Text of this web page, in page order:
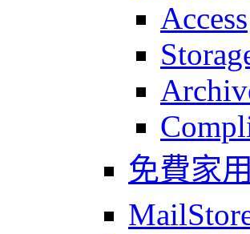
Access
免費家